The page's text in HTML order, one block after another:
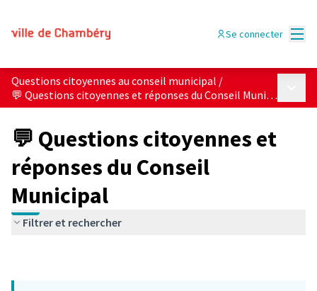
Se connecter
Questions citoyennes au conseil municipal /
💬 Questions citoyennes et réponses du Conseil Municipal
💬 Questions citoyennes et
réponses du Conseil
Municipal
Filtrer et rechercher